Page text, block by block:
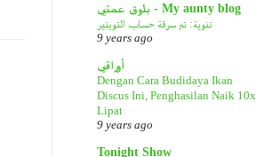
بلوق عمتي - My aunty blog
تنوية: تم سرقة حساب التويتير
9 years ago
أوراقي
Dengan Cara Budidaya Ikan
Discus Ini, Penghasilan Naik 10x
Lipat
9 years ago
Tonight Show